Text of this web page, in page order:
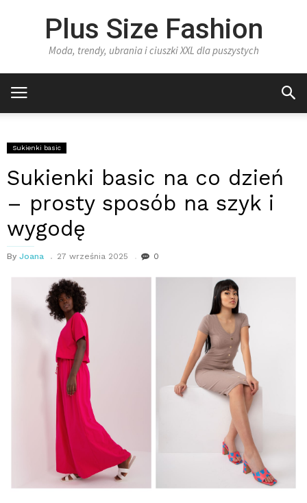
Plus Size Fashion
Moda, trendy, ubrania i ciuszki XXL dla puszystych
Sukienki basic
Sukienki basic na co dzień
– prosty sposób na szyk i
wygodę
By Joana 27 września 2025 0